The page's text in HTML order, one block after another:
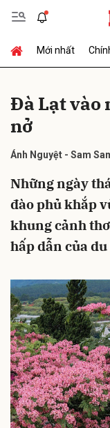
Mới nhất
Đà Lạt vào
nở
Ánh Nguyệt - Sam
Những ngày
đào phủ khắp
khung cảnh
hấp dẫn của
Gửi bình luận